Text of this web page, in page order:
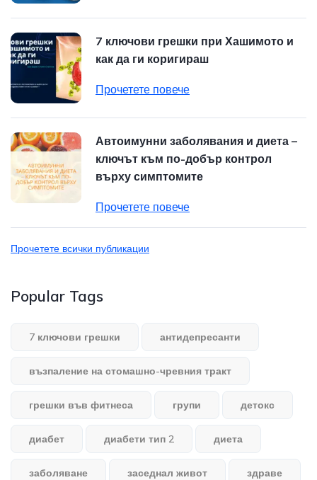
7 ключови грешки при Хашимото и
как да ги коригираш
Прочетете повече
Автоимунни заболявания и диета –
ключът към по-добър контрол
върху симптомите
Прочетете повече
Прочетете всички публикации
Popular Tags
7 ключови грешки антидепресанти
възпаление на стомашно-чревния тракт
грешки във фитнеса групи детокс
диабет диабети тип 2 диета
заболяване заседнал живот здраве